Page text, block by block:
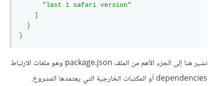
"last 1 safari version"
]
}
}
نشير هنا إلى الجزء الأهم من الملف package.json وهو ملفات الارتباط
dependencies أو المكتبات الخارجية التي يعتمدها المشروع.